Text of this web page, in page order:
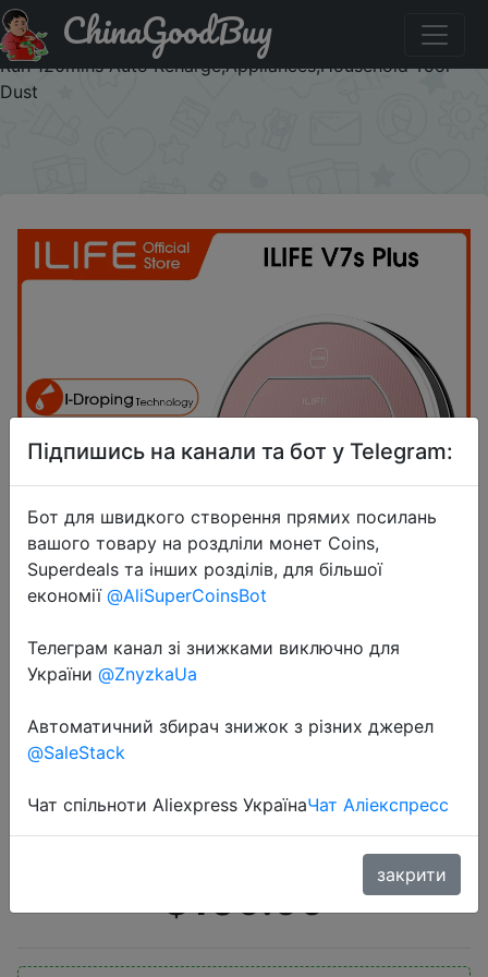
Паридбати з промокодом 919V7S ILIFE V7s Plus Robot
Vacuum Cleaner Sweep and Wet Mopping Floors & Carpet
Run 120mins Auto Reharge,Appliances,Household Tool
Dust
ChinaGoodBuy
2022-09-20
Cleaner Sweep and Wet Mopping
Floors & Carpet Run 120mins Auto
Dust
$109.99
Підпишись на канали та бот у Telegram:
Бот для швидкого створення прямих посилань
вашого товару на роздліли монет Coins,
Superdeals та інших розділів, для більшої
економії @AliSuperCoinsBot
Телеграм канал зі знижками виключно для
України @ZnyzkaUa
Автоматичний збирач знижок з різних джерел
@SaleStack
Чат спільноти Aliexpress УкраїнаЧат Аліекспресс
закрити